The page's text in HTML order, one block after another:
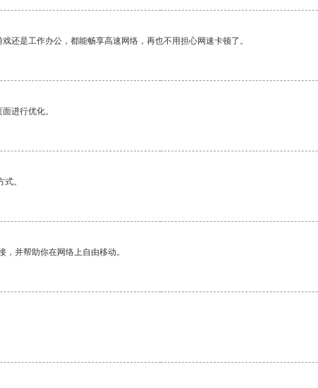
还是工作办公，都能畅享高速网络，再也不用担心网速卡顿了。
进行优化。
。
并帮助你在网络上自由移动。